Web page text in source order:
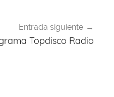
Entrada siguiente
Topdisco Radio